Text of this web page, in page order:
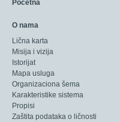
Početna
O nama
Lična karta
Misija i vizija
Istorijat
Mapa usluga
Organizaciona šema
Karakteristike sistema
Propisi
Zaštita podataka o ličnosti